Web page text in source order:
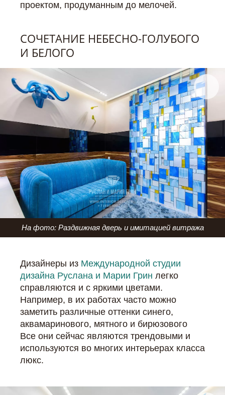
проектом, продуманным до мелочей.
СОЧЕТАНИЕ НЕБЕСНО-ГОЛУБОГО
И БЕЛОГО
На фото: Раздвижная дверь и имитацией витража
Дизайнеры из Международной студии
дизайна Руслана и Марии Грин легко
справляются и с яркими цветами.
Например, в их работах часто можно
заметить различные оттенки синего,
аквамаринового, мятного и бирюзового
Все они сейчас являются трендовыми и
используются во многих интерьерах класса
люкс.